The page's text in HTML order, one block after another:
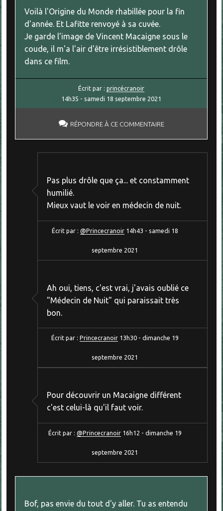
Voilà l'Origine du Monde rhabillée pour la fin
d'année. Et Lafitte renvoyé à sa cuvée.
Je garde l'image de Vincent Macaigne sous le
coude, il m'a l'air d'être irrésistiblement drôle
dans ce film.
Écrit par :princécranoir
14h35 - samedi 18 septembre 2021
RÉPONDRE À CE COMMENTAIRE
Pas plus drôle que ça... et constamment
humilié.
Mieux vaut le voir en médecin de nuit.
Écrit par : @Princecranoir 14h43 - samedi 18
septembre 2021
Ah oui, tiens, c'est vrai, j'avais oublié ce
"Médecin de Nuit" qui paraissait très
bon.
Écrit par : Princecranoir 13h30- dimanche 19
septembre 2021
Pour découvrir un Macaigne différent
c'est celui-là qu'il faut voir.
Écrit par : @Princecranoir 16h12 - dimanche 19
septembre 2021
Bof, pas envie du tout d'y aller. Tu as entendu